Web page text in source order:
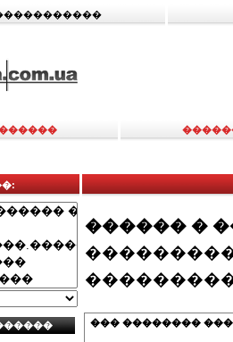
������ �
��� ��������